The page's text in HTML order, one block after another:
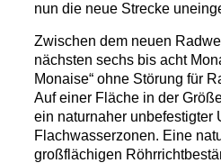
nun die neue Strecke
Zwischen dem neuen
nächsten sechs bis acht
Monaise“ ohne Störung für
Auf einer Fläche in der
ein naturnaher unbefestigter
Flachwasserzonen. Eine
großflächigen